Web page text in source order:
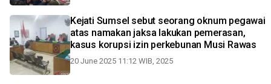
Kejati Sumsel sebut seorang oknum pegawai
atas namakan jaksa lakukan pemerasan,
kasus korupsi izin perkebunan Musi Rawas
20 June 2025 11:12 WIB, 2025